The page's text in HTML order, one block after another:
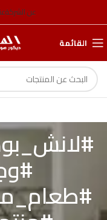
عن الشركة
القائمة